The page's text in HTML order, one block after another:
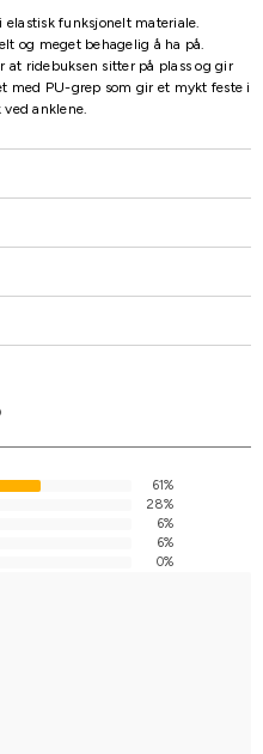
funksjonelt materiale.
og meget behagelig å ha på.
ridebuksen sitter på plass og gir
med PU-grep som gir et mykt feste i
ved anklene.
61%
28%
6%
6%
0%